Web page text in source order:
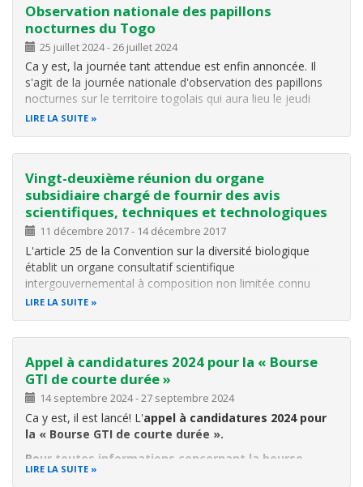
Observation nationale des papillons
nocturnes du Togo
25 juillet 2024-26 juillet 2024
Ca y est, la journée tant attendue est enfin annoncée. Il
s'agit de la journée nationale d'observation des papillons
nocturnes sur le territoire togolais qui aura lieu le jeudi
prochain, 25 juillet 2024 à l'université de Lomé. Nous
LIRE LA SUITE
Vingt-deuxième réunion du organe
subsidiaire chargé de fournir des avis
scientifiques, techniques et technologiques
11 décembre 2017- 14 décembre 2017
L'article 25 de la Convention sur la diversité biologique
établit un organe consultatif scientifique
intergouvernemental à composition non limitée connu
sous le nom d'Organe subsidiaire chargé de fournir des avis
LIRE LA SUITE
Appel à candidatures 2024 pour la « Bourse
GTI de courte durée »
14 septembre 2024-27 septembre 2024
Ca y est, il est lancé! L'appel à candidatures 2024 pour
la « Bourse GTI de courte durée ».
Pour toutes informations concernant la bourse,
prière visite le lien suivant:
LIRE LA SUITE